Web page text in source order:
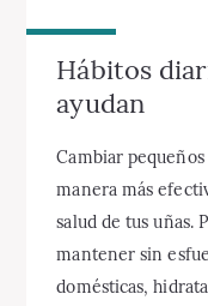
Hábitos
ayudan
Cambiar
manera más
salud de tus uñas.
mantener sin
domésticas,